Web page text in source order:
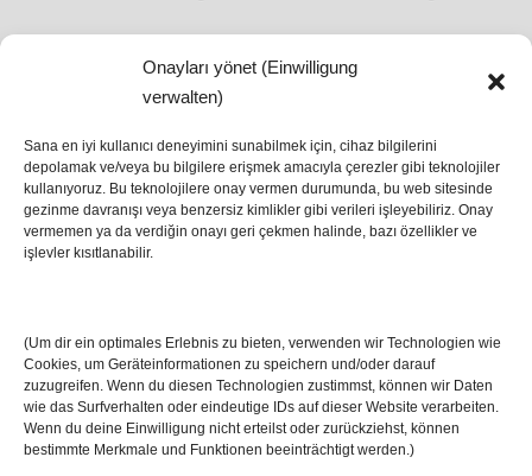
Onayları yönet (Einwilligung
verwalten)
Sana en iyi kullanıcı deneyimini sunabilmek için, cihaz bilgilerini
depolamak ve/veya bu bilgilere erişmek amacıyla çerezler gibi teknolojiler
kullanıyoruz. Bu teknolojilere onay vermen durumunda, bu web sitesinde
gezinme davranışı veya benzersiz kimlikler gibi verileri işleyebiliriz. Onay
vermemen ya da verdiğin onayı geri çekmen halinde, bazı özellikler ve
işlevler kısıtlanabilir.
(Um dir ein optimales Erlebnis zu bieten, verwenden wir Technologien wie
Cookies, um Geräteinformationen zu speichern und/oder darauf
zuzugreifen. Wenn du diesen Technologien zustimmst, können wir Daten
wie das Surfverhalten oder eindeutige IDs auf dieser Website verarbeiten.
Wenn du deine Einwilligung nicht erteilst oder zurückziehst, können
bestimmte Merkmale und Funktionen beeinträchtigt werden.)
SON HABERLER
İstanbul’da Avrupa Ligi Finali: Freiburg ve Aston
Villa Boğaz’da Tarih Yazmaya Hazırlanıyor
08 May 2026
17 Nis 2026